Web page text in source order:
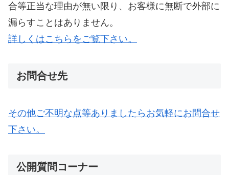
合等正当な理由が無い限り、お客様に無断で外部に
漏らすことはありません。
詳しくはこちらをご覧下さい。
お問合せ先
その他ご不明な点等ありましたらお気軽にお問合せ
下さい。
公開質問コーナー